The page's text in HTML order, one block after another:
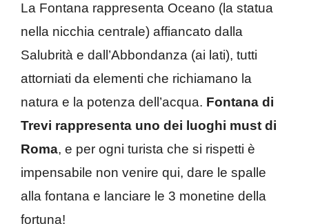
La Fontana rappresenta Oceano (la statua
nella nicchia centrale) affiancato dalla
Salubrità e dall’Abbondanza (ai lati), tutti
attorniati da elementi che richiamano la
natura e la potenza dell’acqua. Fontana di
Trevi rappresenta uno dei luoghi must di
Roma, e per ogni turista che si rispetti è
impensabile non venire qui, dare le spalle
alla fontana e lanciare le 3 monetine della
fortuna!